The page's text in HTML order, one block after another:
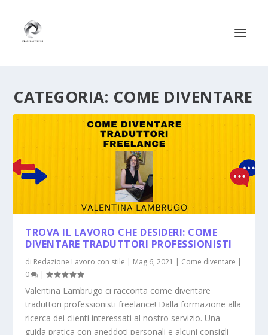
CATEGORIA: COME DIVENTARE
TROVA IL LAVORO CHE DESIDERI: COME
DIVENTARE TRADUTTORI PROFESSIONISTI
di Redazione Lavoro con stile | Mag 6, 2021 | Come diventare |
0
|
Valentina Lambrugo ci racconta come diventare
traduttori professionisti freelance! Dalla formazione alla
ricerca dei clienti interessati al nostro servizio. Una
guida pratica con aneddoti personali e alcuni consigli